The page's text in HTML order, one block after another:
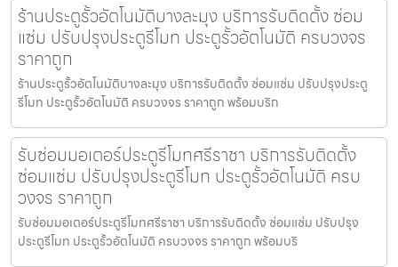
ร้านประตูรั้วอัตโนมัติบางละมุง บริการรับติดตั้ง ซ่อม
แซ่ม ปรับปรุงประตูรีโมท ประตูรั้วอัตโนมัติ ครบวงจร
ราคาถูก
ร้านประตูรั้วอัตโนมัติบางละมุง บริการรับติดตั้ง ซ่อมแซ่ม ปรับปรุงประตู
รีโมท ประตูรั้วอัตโนมัติ ครบวงจร ราคาถูก พร้อมบริก
รับซ่อมมอเตอร์ประตูรีโมทศรีราชา บริการรับติดตั้ง
ซ่อมแซ่ม ปรับปรุงประตูรีโมท ประตูรั้วอัตโนมัติ ครบ
วงจร ราคาถูก
รับซ่อมมอเตอร์ประตูรีโมทศรีราชา บริการรับติดตั้ง ซ่อมแซ่ม ปรับปรุง
ประตูรีโมท ประตูรั้วอัตโนมัติ ครบวงจร ราคาถูก พร้อมบริ